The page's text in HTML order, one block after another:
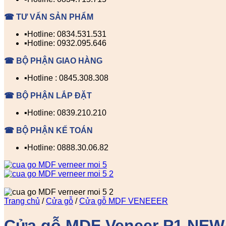
☎ TƯ VẤN SẢN PHẨM
▪️Hotline: 0834.531.531
▪️Hotline: 0932.095.646
☎ BỘ PHẬN GIAO HÀNG
▪️Hotline : 0845.308.308
☎ BỘ PHẬN LẮP ĐẶT
▪️Hotline: 0839.210.210
☎ BỘ PHẬN KẾ TOÁN
▪️Hotline: 0888.30.06.82
Trang chủ / Cửa gỗ / Cửa gỗ MDF VENEEER